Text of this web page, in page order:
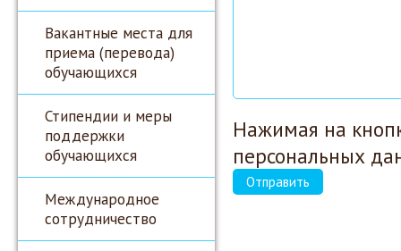
Вакантные места для
приема (перевода)
обучающихся
Стипендии и меры
поддержки
обучающихся
Международное
сотрудничество
Нажимая на
персональных
Отправить